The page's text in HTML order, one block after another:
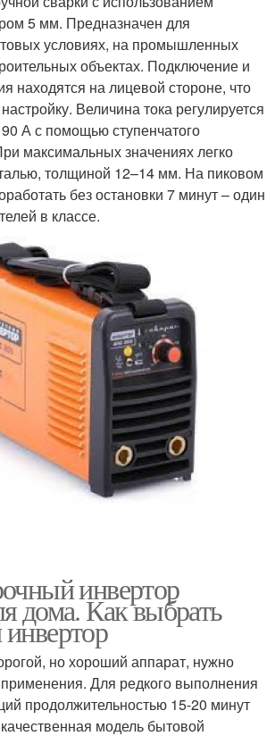
5 мм. Предназначен для
условиях, на промышленных
объектах. Подключение и
находятся на лицевой стороне, что
Величина тока регулируется
А с помощью ступенчатого
максимальных значениях легко
толщиной 12–14 мм. На пиковом
без остановки 7 минут – один
в классе.
инвертор
дома. Как выбрать
но хороший аппарат, нужно
применения. Для редкого выполнения
продолжительностью 15-20 минут
модель бытовой